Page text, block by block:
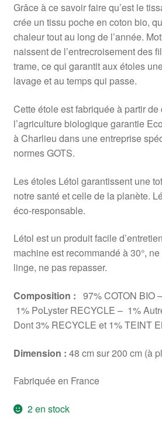
Grâce à ce savoir faire qu’est le
crée un tissu poche en coton bio,
chaleur tout au long de l’année.
naissent de l’entrecroisement des
trame, ce qui garantit aux étoles
lavage et au temps qui passe.
Cette étole est fabriquée à partir
l’agriculture biologique garantie
à Charlieu dans une entreprise
normes GOTS.
Les étoles Létol garantissent une
notre santé et celle de la planète.
éco-responsable.
Létol est un produit facile
machine est recommandé à 30°,
linge, ne pas repasser.
Composition : 97% COTON BIO
1% PoLyster RECYCLE – 1%
Dont 3% RECYCLE et 1% TEINT
Dimension : 48 cm sur 200 cm (à
Fabriquée en France
2 en stock